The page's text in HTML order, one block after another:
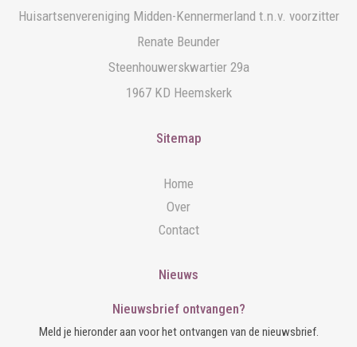
Huisartsenvereniging Midden-Kennermerland t.n.v. voorzitter
Renate Beunder
Steenhouwerskwartier 29a
1967 KD Heemskerk
Sitemap
Home
Over
Contact
Nieuws
Nieuwsbrief ontvangen?
Meld je hieronder aan voor het ontvangen van de nieuwsbrief.